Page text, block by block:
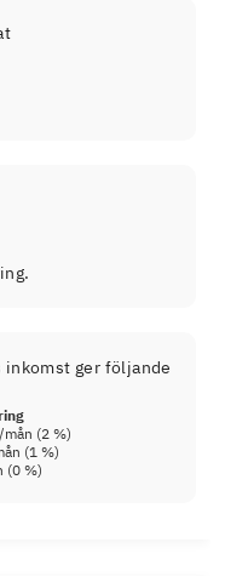
inkomst ger följande
/mån (2 %)
(1 %)
(0 %)